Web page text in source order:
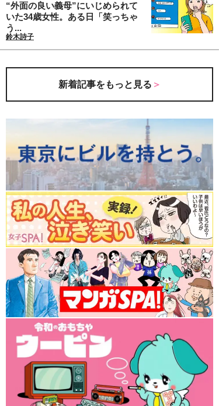
“外面の良い義母”にいじめられて
いた34歳女性。ある日「笑っちゃ
う...
鈴木詩子
新着記事をもっと見る